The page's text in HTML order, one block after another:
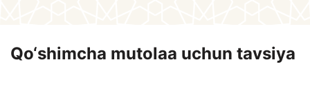
Qo‘shimcha mutolaa uchun tavsiya